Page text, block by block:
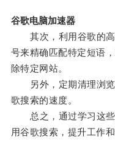
谷歌电脑加速器
其次，利用谷歌的高
号来精确匹配特定短语
除特定网站。
另外，定期清理浏览
歌搜索的速度。
总之，通过学习这些
用谷歌搜索，提升工作